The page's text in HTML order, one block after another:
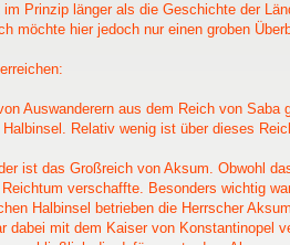
Prinzip länger als die Geschichte der
möchte hier jedoch nur einen groben
Auswanderern aus dem Reich von
Relativ wenig ist über dieses
ist das Großreich von Aksum. Obwohl
verschaffte. Besonders wichtig
Halbinsel betrieben die Herrscher
dabei mit dem Kaiser von Konstantinopel